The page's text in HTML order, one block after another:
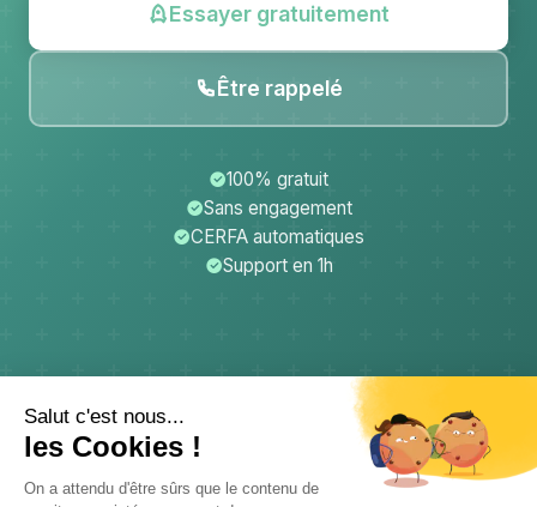
Essayer gratuitement
Être rappelé
100% gratuit
Sans engagement
CERFA automatiques
Support en 1h
CerfApp